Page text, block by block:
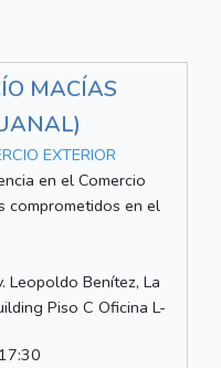
MACÍAS
EXTERIOR
en el Comercio
comprometidos en el
Leopoldo Benítez, La
Piso C Oficina L-